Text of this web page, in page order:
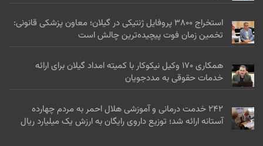
استخراج ۳۸۰۰ پروفایل ژنتیکی در گیلان؛ معاون پزشکی قانونی:
تخمین زمان فوت پیچیده‌ترین چالش است
همکاری ۱۷۰ وکیل نیکوکار با کمیته امداد گیلان برای ارائه
خدمات حقوقی به مددجویان
۲۴۲ خدمت درمانی و آموزشی هلال احمر به مردم چهارده
آستانه ارائه شد؛ توزیع داروی رایگان به ارزش یک میلیارد ریال